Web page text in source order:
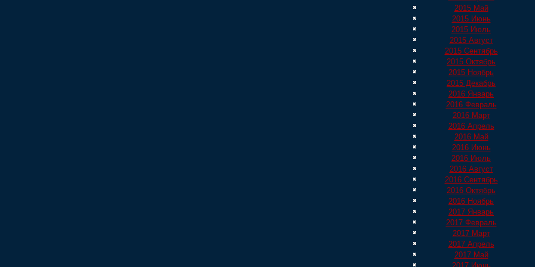
2015 Май
2015 Июнь
2015 Июль
2015 Август
2015 Сентябрь
2015 Октябрь
2015 Ноябрь
2015 Декабрь
2016 Январь
2016 Февраль
2016 Март
2016 Апрель
2016 Май
2016 Июнь
2016 Июль
2016 Август
2016 Сентябрь
2016 Октябрь
2016 Ноябрь
2017 Январь
2017 Февраль
2017 Март
2017 Апрель
2017 Май